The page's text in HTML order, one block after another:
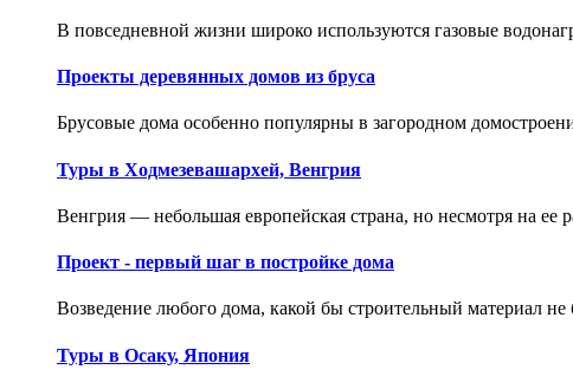
В повседневной жизни широко используются газовые
Проекты деревянных домов из бруса
Брусовые дома особенно популярны в загородном
Туры в Ходмезевашархей, Венгрия
Венгрия — небольшая европейская страна, но несмотря на ее
Проект - первый шаг в постройке дома
Возведение любого дома, какой бы строительный материал
Туры в Осаку, Япония